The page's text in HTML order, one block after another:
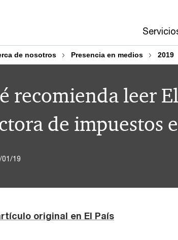
de nosotros Presencia en medios 2019
recomienda leer
de impuestos
01/19
original en El País